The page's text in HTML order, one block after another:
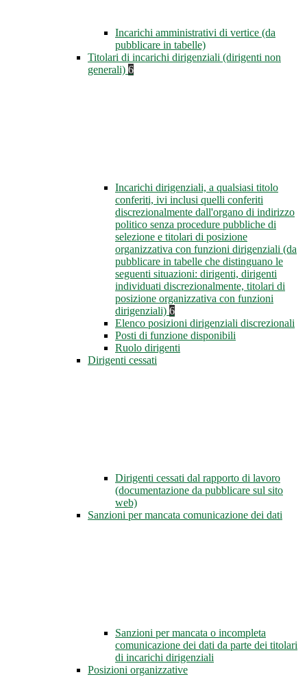
Incarichi amministrativi di vertice (da
pubblicare in tabelle)
Titolari di incarichi dirigenziali (dirigenti non
generali) 6
Incarichi dirigenziali, a qualsiasi titolo
conferiti, ivi inclusi quelli conferiti
discrezionalmente dall'organo di indirizzo
politico senza procedure pubbliche di
selezione e titolari di posizione
organizzativa con funzioni dirigenziali (da
pubblicare in tabelle che distinguano le
seguenti situazioni: dirigenti, dirigenti
individuati discrezionalmente, titolari di
posizione organizzativa con funzioni
dirigenziali) 6
Elenco posizioni dirigenziali discrezionali
Posti di funzione disponibili
Ruolo dirigenti
Dirigenti cessati
Dirigenti cessati dal rapporto di lavoro
(documentazione da pubblicare sul sito
web)
Sanzioni per mancata comunicazione dei dati
Sanzioni per mancata o incompleta
comunicazione dei dati da parte dei titolari
di incarichi dirigenziali
Posizioni organizzative